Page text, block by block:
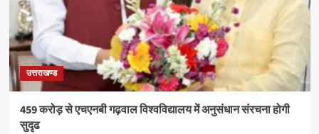
उत्तराखण्ड
459 करोड़ से एचएनबी गढ़वाल विश्वविद्यालय में अनुसंधान संरचना होगी
सुदृढ